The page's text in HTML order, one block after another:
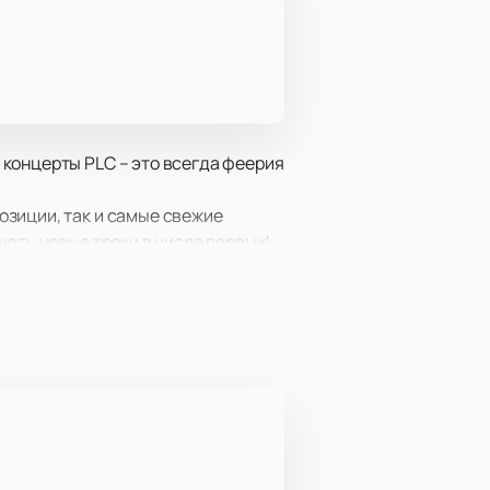
PLC – это всегда феерия
так и самые свежие
новые треки в числе первых!
и конечно же, обаяние